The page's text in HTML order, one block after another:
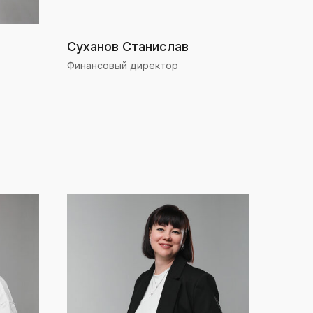
Суханов Станислав
Финансовый директор